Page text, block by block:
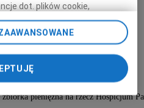
poznańskim Cmentarzu Miłostowo.
o nieprzynoszenie kwiatów,
podczas uroczystości pogrzebowej
zbiórka pieniężna na rzecz Hospicjum
dot. plików cookie,
do zarządzania Twoimi
danych poprzez
w stopce serwisu i
zaawansowane”.
możliwa jest także za
S.A. możemy